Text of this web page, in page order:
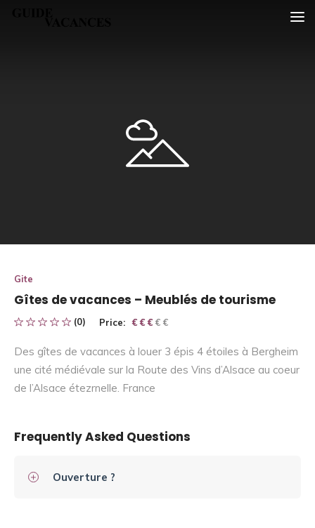
Gite
Gîtes de vacances – Meublés de tourisme
(0) Price: € € € € €
€ € €
Des gîtes de vacances à louer 3 épis 4 étoiles à Bergheim
une cité médiévale sur la Route des Vins d’Alsace au coeur
de l’Alsace étezrnelle. France
Frequently Asked Questions
Ouverture ?